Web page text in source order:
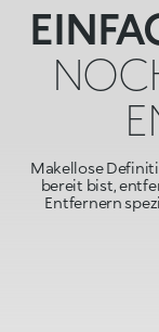
Makellose
bereit bist,
Entfernern